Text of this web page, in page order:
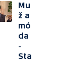
Mu
ž a
mó
da
-
Sta